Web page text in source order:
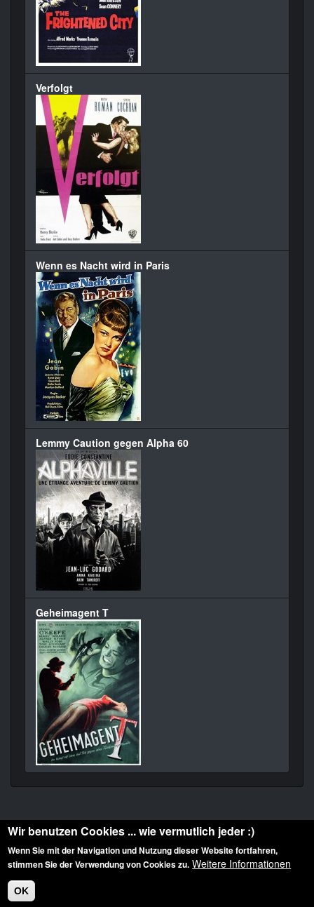
Verfolgt
Wenn es Nacht wird in Paris
Lemmy Caution gegen Alpha 60
Geheimagent T
Diese Website ist urheberrechtlich geschützt: © 2010-2026 der Film Noir de. Alle
Rechte vorbehalten.
Wir benutzen Cookies ... wie vermutlich jeder :)
Wenn Sie mit der Navigation und Nutzung dieser Website fortfahren,
stimmen Sie der Verwendung von Cookies zu. Weitere Informationen
OK